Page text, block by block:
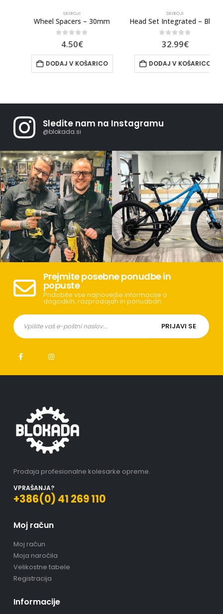
SKIROJI
Wheel Spacers – 30mm
out of 5
4.50€
DODAJ V KOŠARICO
SKIROJI
Head Set Integrated – Black
out of 5
32.99€
DODAJ V KOŠARICO
Sledite nam na Instagramu
@blokada.si
Prejmite posebne ponudbe in
popuste
Pridobite vse najnovejše informacije o
dogodkih, razprodajah in ponudbah.
Prodaja profesionalne kolesarke opreme.
VPRAŠANJA?
+386(0) 41 269 110
Moj račun
Moj račun
Moja naročila
Velikostne tabele
Registracija
Informacije